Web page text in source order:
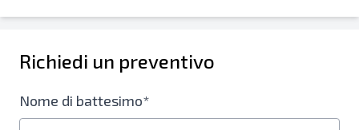
Richiedi un preventivo
Nome di battesimo*